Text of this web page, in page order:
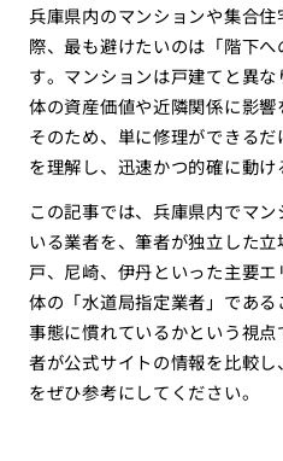
兵庫県内のマンションや集合
際、最も避けたいのは「階下
す。マンションは戸建てと異
体の資産価値や近隣関係に影響
そのため、単に修理ができる
を理解し、迅速かつ的確に動け
この記事では、兵庫県内でマ
いる業者を、筆者が独立した
戸、尼崎、伊丹といった主要
体の「水道局指定業者」であ
事態に慣れているかという視
者が公式サイトの情報を比較
をぜひ参考にしてください。